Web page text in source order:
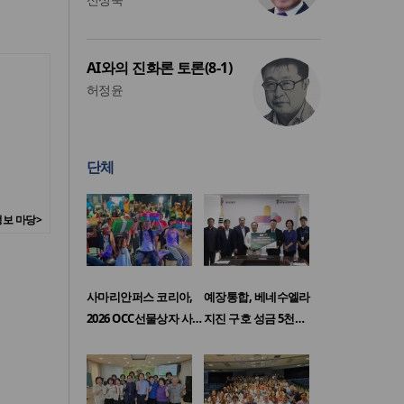
마당>
AI와의 진화론 토론(8-1)
허정윤
단체
사마리안퍼스 코리아,
2026 OCC선물상자 사…
예장통합, 베네수엘라
지진 구호 성금 5천…